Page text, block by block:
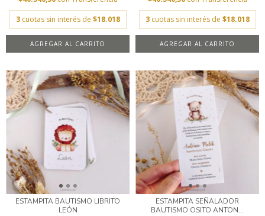
3 cuotas sin interés de $18.018
AGREGAR AL CARRITO
3 cuotas sin interés de $18.018
AGREGAR AL CARRITO
ESTAMPITA BAUTISMO LIBRITO
LEÓN
ESTAMPITA SEÑALADOR
BAUTISMO OSITO ANTON...